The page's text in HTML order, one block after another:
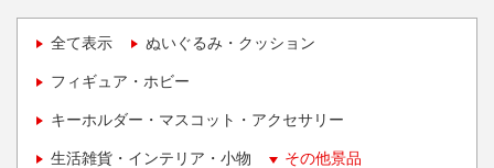
全て表示 ぬいぐるみ・クッション
フィギュア・ホビー
キーホルダー・マスコット・アクセサリー
生活雑貨・インテリア・小物 その他景品